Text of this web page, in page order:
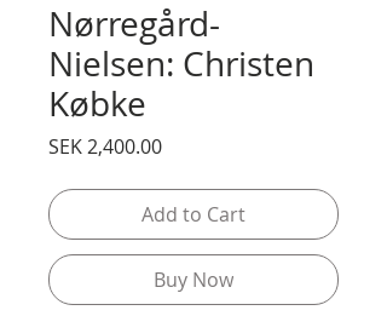
Nørregård-
Nielsen: Christen
Købke
SEK 2,400.00Price
Add to Cart
Buy Now